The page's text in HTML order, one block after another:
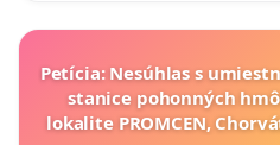
Petícia: Nesúhlas s
stanice pohonných
lokalite PROMCEN,